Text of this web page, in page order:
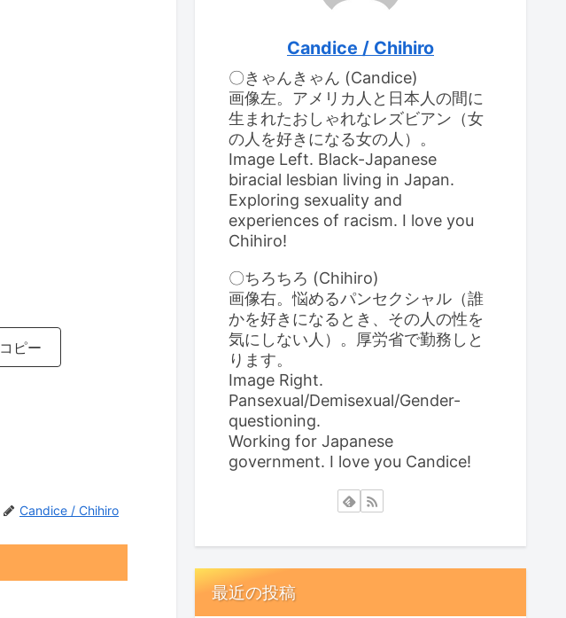
コピー
Candice / Chihiro
Candice / Chihiro
〇きゃんきゃん (Candice)
画像左。アメリカ人と日本人の間に
生まれたおしゃれなレズビアン（女
の人を好きになる女の人）。
Image Left. Black-Japanese
biracial lesbian living in Japan.
Exploring sexuality and
experiences of racism. I love you
Chihiro!
〇ちろちろ (Chihiro)
画像右。悩めるパンセクシャル（誰
かを好きになるとき、その人の性を
気にしない人）。厚労省で勤務しと
ります。
Image Right.
Pansexual/Demisexual/Gender-
questioning.
Working for Japanese
government. I love you Candice!
最近の投稿